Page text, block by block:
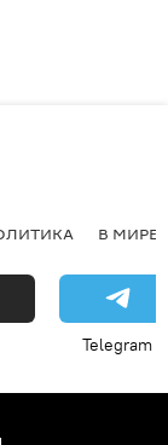
В МИРЕ
Telegram